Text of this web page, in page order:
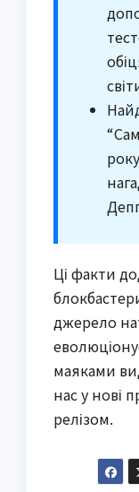
Ці факти
джерело
маяками
нас у нові
релізом.